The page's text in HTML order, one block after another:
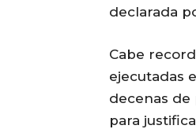
declarada
Cabe
ejecutadas
decenas de
para